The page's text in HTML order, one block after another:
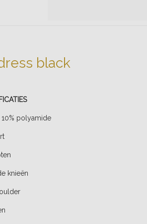
black
10% polyamide
knieën